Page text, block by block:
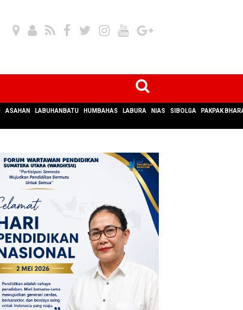
ASAHAN LABUHANBATU HUMBAHAS LABURA NIAS SIBOLGA PAKPAK